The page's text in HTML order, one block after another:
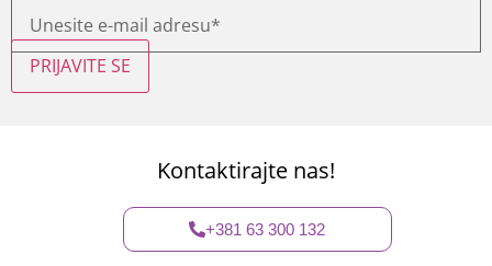
PRIJAVITE SE
Kontaktirajte nas!
+381 63 300 132